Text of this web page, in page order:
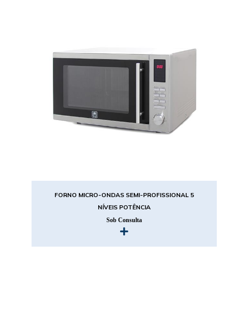
FORNO MICRO-ONDAS SEMI-PROFISSIONAL 5
NÍVEIS POTÊNCIA
Sob Consulta